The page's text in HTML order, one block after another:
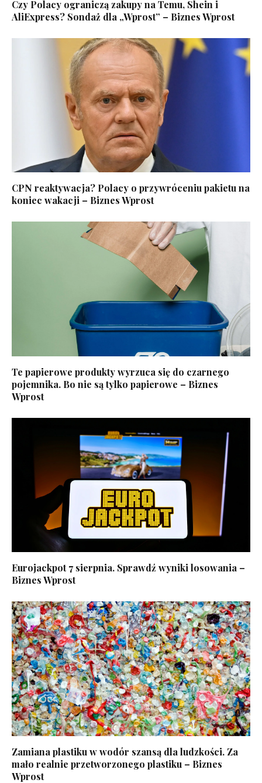
Czy Polacy ograniczą zakupy na Temu, Shein i
AliExpress? Sondaż dla „Wprost” – Biznes Wprost
CPN reaktywacja? Polacy o przywróceniu pakietu na
koniec wakacji – Biznes Wprost
Te papierowe produkty wyrzuca się do czarnego
pojemnika. Bo nie są tylko papierowe – Biznes
Wprost
Eurojackpot 7 sierpnia. Sprawdź wyniki losowania –
Biznes Wprost
Zamiana plastiku w wodór szansą dla ludzkości. Za
mało realnie przetworzonego plastiku – Biznes
Wprost